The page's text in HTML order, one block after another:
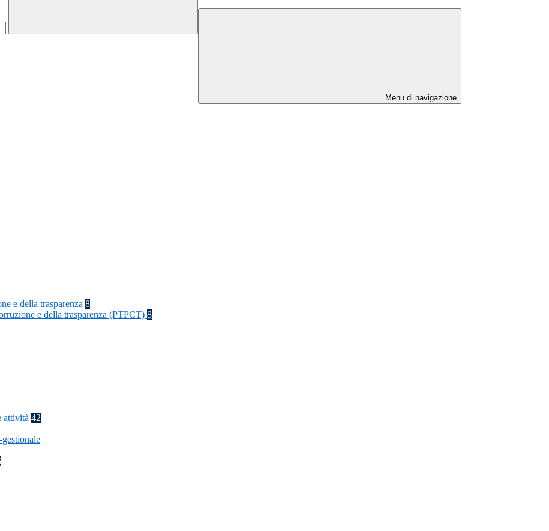
Menu di navigazione
e della trasparenza 8
e della trasparenza (PTPCT) 8
attività 42